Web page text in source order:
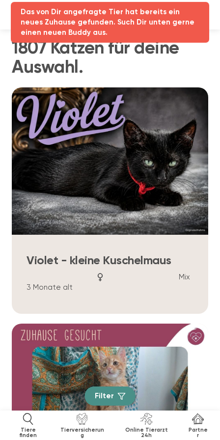
Partner-Login
Tiere
finden
Tierversicherun
g
Online Tierarzt
24h
Partne
r
1807 Katzen für deine
Auswahl.
Violet - kleine Kuschelmaus
Mix
3 Monate alt
neues Zuhause gefunden. Such Dir unten gerne
einen neuen Buddy aus.
Filter